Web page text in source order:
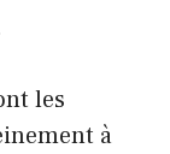
les
à